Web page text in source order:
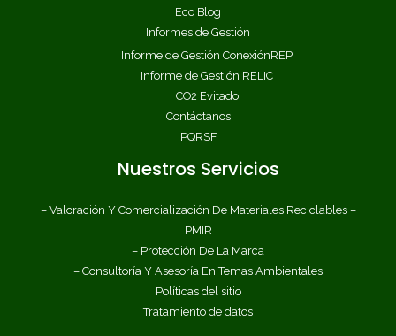
Eco Blog
Informes de Gestión
Informe de Gestión ConexiónREP
Informe de Gestión RELIC
CO2 Evitado
Contáctanos
PQRSF
Nuestros Servicios
– Valoración Y Comercialización De Materiales Reciclables –
PMIR
– Protección De La Marca
– Consultoría Y Asesoría En Temas Ambientales
Políticas del sitio
Tratamiento de datos